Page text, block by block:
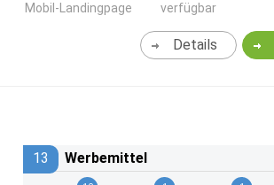
Mobil-Landingpage
verfügbar
Details
13 Werbemittel